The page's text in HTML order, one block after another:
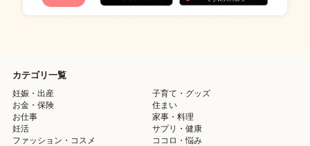
カテゴリ一覧
妊娠・出産
子育て・グッズ
お金・保険
住まい
お仕事
家事・料理
妊活
サプリ・健康
ファッション・コスメ
ココロ・悩み